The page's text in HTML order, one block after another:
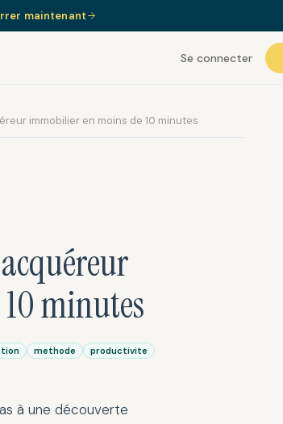
maintenant
Se connecter
immobilier en moins de 10 minutes
minutes
methode productivite
à une découverte